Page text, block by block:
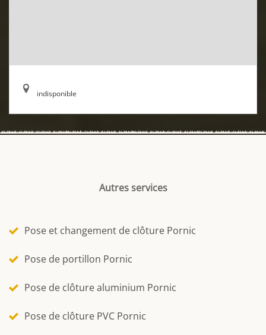
indisponible
Autres services
Pose et changement de clôture Pornic
Pose de portillon Pornic
Pose de clôture aluminium Pornic
Pose de clôture PVC Pornic